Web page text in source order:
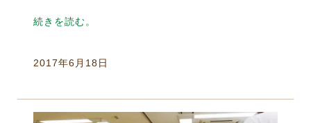
続きを読む。
2017年6月18日